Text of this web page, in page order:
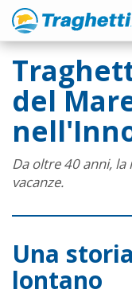
del
Da oltre 40 anni,
vacanze.
Una
lontano